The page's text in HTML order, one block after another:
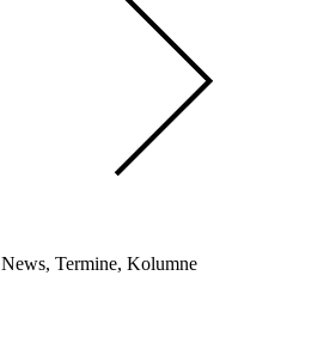
News, Termine, Kolumne